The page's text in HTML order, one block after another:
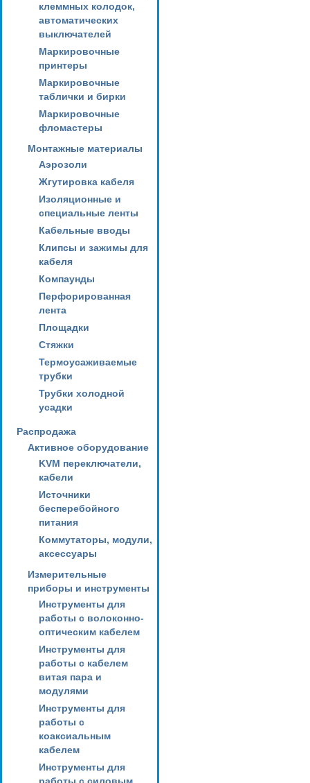
клеммных колодок,
автоматических
выключателей
Маркировочные
принтеры
Маркировочные
таблички и бирки
Маркировочные
фломастеры
Монтажные материалы
Аэрозоли
Жгутировка кабеля
Изоляционные и
специальные ленты
Кабельные вводы
Клипсы и зажимы для
кабеля
Компаунды
Перфорированная
лента
Площадки
Стяжки
Термоусаживаемые
трубки
Трубки холодной
усадки
Распродажа
Активное оборудование
KVM переключатели,
кабели
Источники
бесперебойного
питания
Коммутаторы, модули,
аксессуары
Измерительные
приборы и инструменты
Инструменты для
работы с волоконно-
оптическим кабелем
Инструменты для
работы с кабелем
витая пара и
модулями
Инструменты для
работы с
коаксиальным
кабелем
Инструменты для